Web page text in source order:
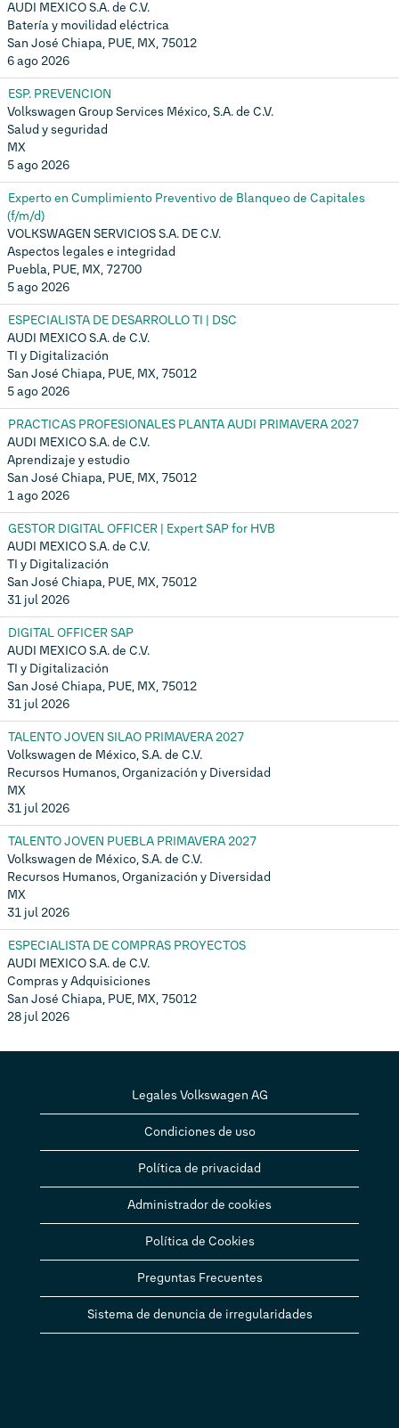
AUDI MEXICO S.A. de C.V.
Batería y movilidad eléctrica
San José Chiapa, PUE, MX, 75012
6 ago 2026
ESP. PREVENCION
Volkswagen Group Services México, S.A. de C.V.
Salud y seguridad
MX
5 ago 2026
Experto en Cumplimiento Preventivo de Blanqueo de Capitales
(f/m/d)
VOLKSWAGEN SERVICIOS S.A. DE C.V.
Aspectos legales e integridad
Puebla, PUE, MX, 72700
5 ago 2026
ESPECIALISTA DE DESARROLLO TI | DSC
AUDI MEXICO S.A. de C.V.
TI y Digitalización
San José Chiapa, PUE, MX, 75012
5 ago 2026
PRACTICAS PROFESIONALES PLANTA AUDI PRIMAVERA 2027
AUDI MEXICO S.A. de C.V.
Aprendizaje y estudio
San José Chiapa, PUE, MX, 75012
1 ago 2026
GESTOR DIGITAL OFFICER | Expert SAP for HVB
AUDI MEXICO S.A. de C.V.
TI y Digitalización
San José Chiapa, PUE, MX, 75012
31 jul 2026
DIGITAL OFFICER SAP
AUDI MEXICO S.A. de C.V.
TI y Digitalización
San José Chiapa, PUE, MX, 75012
31 jul 2026
TALENTO JOVEN SILAO PRIMAVERA 2027
Volkswagen de México, S.A. de C.V.
Recursos Humanos, Organización y Diversidad
MX
31 jul 2026
TALENTO JOVEN PUEBLA PRIMAVERA 2027
Volkswagen de México, S.A. de C.V.
Recursos Humanos, Organización y Diversidad
MX
31 jul 2026
ESPECIALISTA DE COMPRAS PROYECTOS
AUDI MEXICO S.A. de C.V.
Compras y Adquisiciones
San José Chiapa, PUE, MX, 75012
28 jul 2026
Legales Volkswagen AG
Condiciones de uso
Política de privacidad
Administrador de cookies
Política de Cookies
Preguntas Frecuentes
Sistema de denuncia de irregularidades